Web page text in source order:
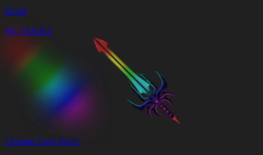
$3.69
8% TANIEJ
Chroma Fang Knife